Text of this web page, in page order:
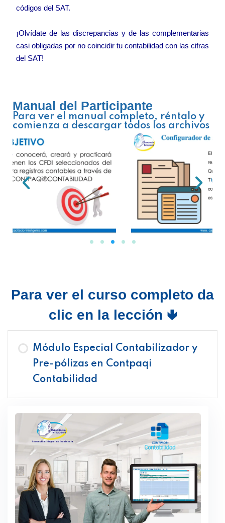
códigos del SAT.
¡Olvídate de las discrepancias y de las complementarias
casi obligadas por no coincidir tu contabilidad con las cifras
del SAT!
Manual del Participante
Para ver el manual completo, réntalo y
comienza a descargar todos los archivos
Para ver el curso completo da
clic en la lección 🢃
Módulo Especial Contabilizador y
Pre-pólizas en Contpaqi
Contabilidad